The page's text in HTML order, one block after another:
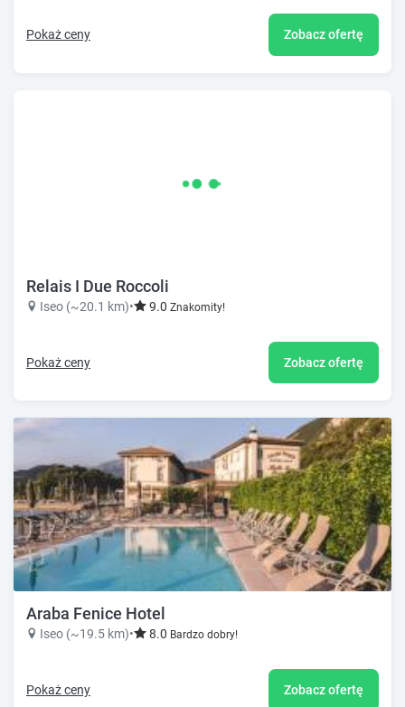
Pokaż ceny Zobacz ofertę
Relais I Due Roccoli
Iseo (~20.1 km)• 9.0 Znakomity!
Pokaż ceny Zobacz ofertę
Araba Fenice Hotel
Iseo (~19.5 km)• 8.0 Bardzo dobry!
Pokaż ceny Zobacz ofertę